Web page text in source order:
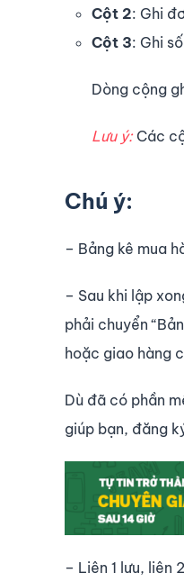
Cột 2: Ghi
Cột 3: Ghi
Dòng cộng
Lưu ý:Các
Chú ý:
– Bảng kê mua
– Sau khi lập
phải chuyển
hoặc giao hàng
Dù đã có phần
giúp bạn, đăng
– Liên 1 lưu, liên